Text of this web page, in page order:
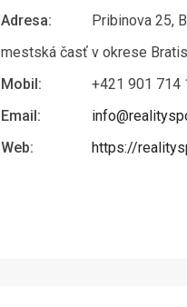
Adresa:
Pribinova 25,
mestská časť v okrese
Mobil:
+421 901 714
Email:
Web:
https://